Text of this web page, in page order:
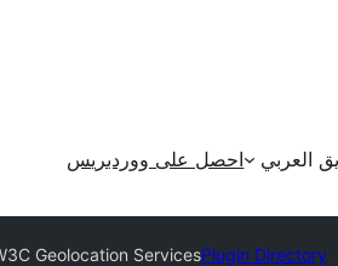
احصل على ووردبريس
Plugin Directory
Geolocation Services